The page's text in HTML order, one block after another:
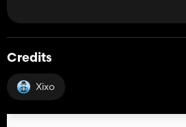
Credits
Xixo